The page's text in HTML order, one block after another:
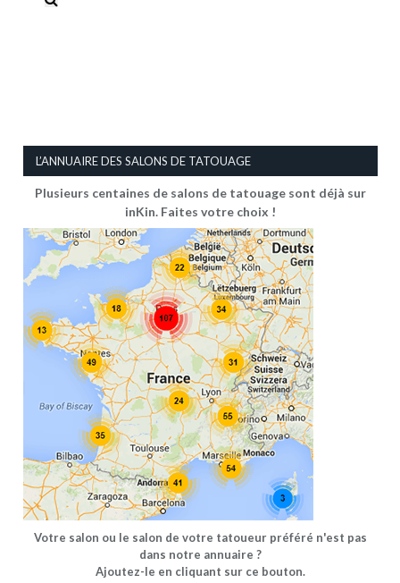
L’ANNUAIRE DES SALONS DE TATOUAGE
Plusieurs centaines de salons de tatouage sont déjà sur
inKin. Faites votre choix !
Votre salon ou le salon de votre tatoueur préféré n'est pas
dans notre annuaire ?
Ajoutez-le en cliquant sur ce bouton.